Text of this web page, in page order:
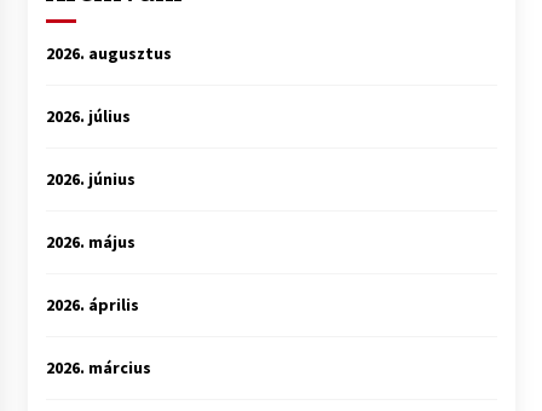
2026. augusztus
2026. július
2026. június
2026. május
2026. április
2026. március